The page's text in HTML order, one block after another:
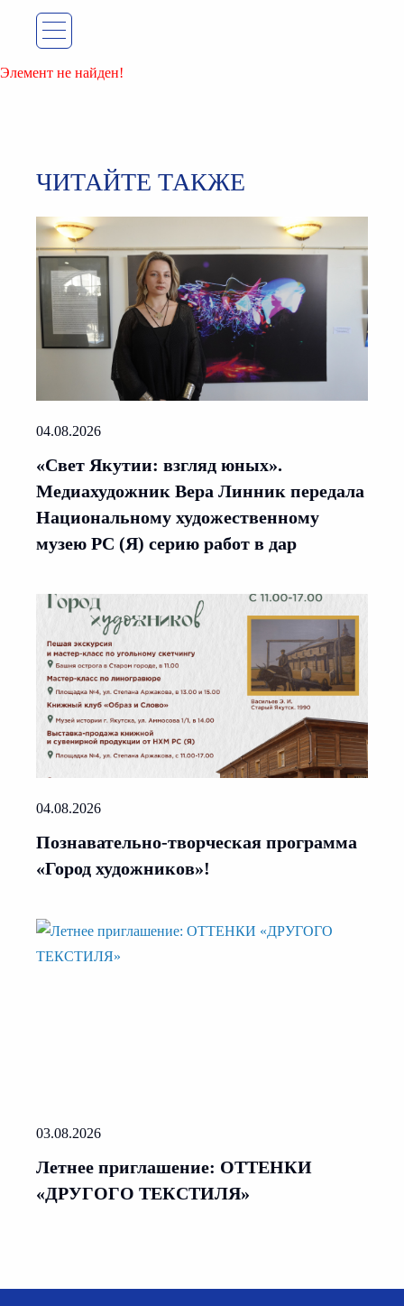
Элемент не найден!
ЧИТАЙТЕ ТАКЖЕ
04.08.2026
«Свет Якутии: взгляд юных».
Медиахудожник Вера Линник передала
Национальному художественному
музею РС (Я) серию работ в дар
04.08.2026
Познавательно-творческая программа
«Город художников»!
03.08.2026
Летнее приглашение: ОТТЕНКИ
«ДРУГОГО ТЕКСТИЛЯ»